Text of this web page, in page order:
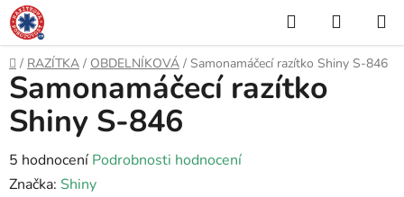
Přejít
na
obsah
Hledat
KOŠÍK
Domů
/ RAZÍTKA / OBDELNÍKOVÁ / Samonamáčecí razítko Shiny S-846
Samonamáčecí razítko
Shiny S-846
Průměrné
hodnocení
5 hodnocení Podrobnosti hodnocení
Značka: Shiny